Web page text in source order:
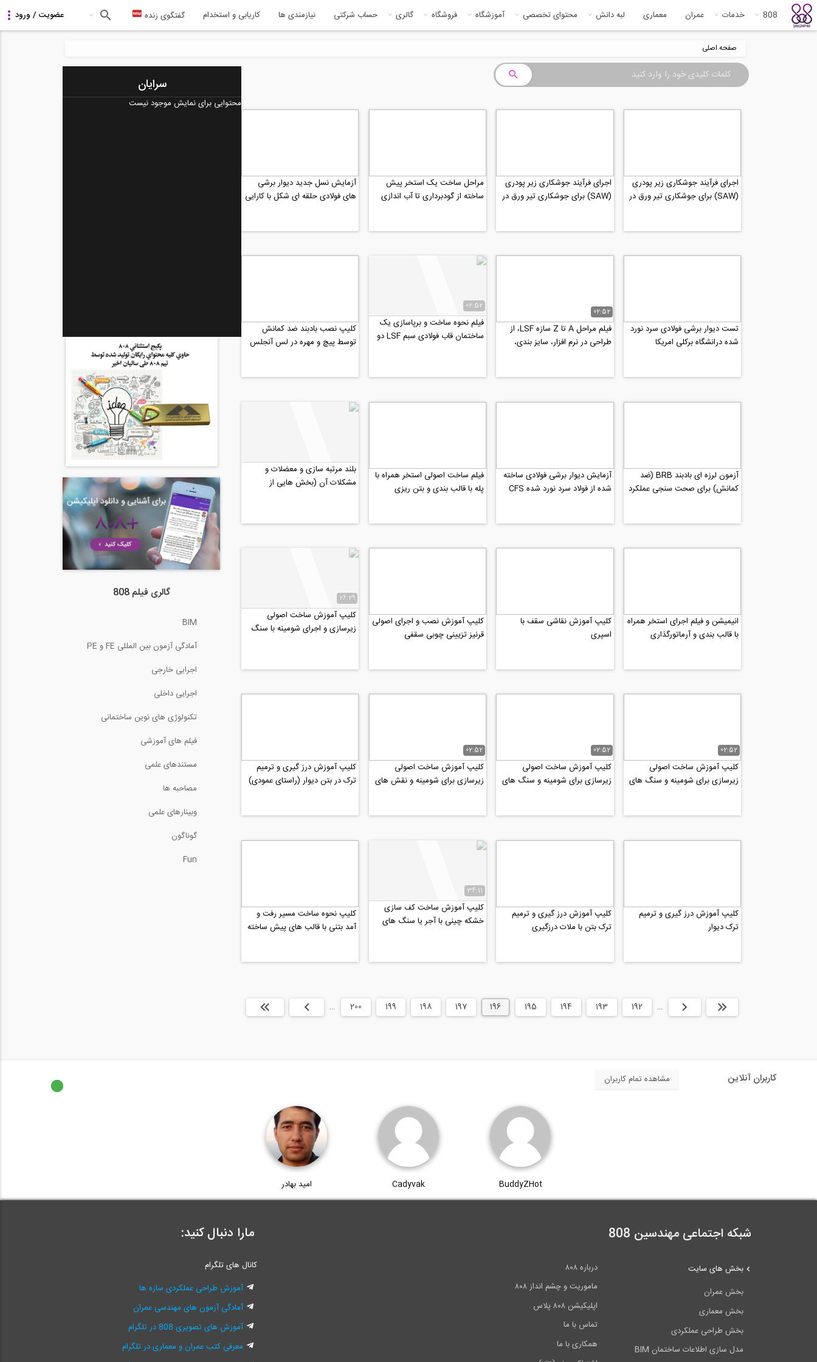
808 خدمات عمران معماری لبه دانش محتوای تخصصی آموزشگاه فروشگاه گالری حساب شرکتی نیازمندی ها کاریابی و استخدام گفتگوی زنده
صفحه اصلی
اجرای فرآیند جوشکاری زیر پودری
(SAW) برای جوشکاری تیر ورق در
اجرای فرآیند جوشکاری زیر پودری
(SAW) برای جوشکاری تیر ورق در
مراحل ساخت یک استخر پیش
ساخته از گودبرداری تا آب اندازی
آزمایش نسل جدید دیوار برشی
های فولادی حلقه ای شکل با کارایی
تست دیوار برشی فولادی سرد نورد
شده درانشگاه برکلی امریکا
02:52
فیلم مراحل A تا Z سازه LSF، از
طراحی در نرم افزار، سایز بندی،
02:52
فیلم نحوه ساخت و برپاسازی یک
ساختمان قاب فولادی سبم LSF دو
کلیپ نصب بادبند ضد کمانش
توسط پیچ و مهره در لس آنجلس
آزمون لرزه ای بادبند BRB (ضد
کمانش) برای صحت سنجی عملکرد
آزمایش دیوار برشی فولادی ساخته
شده از فولاد سرد نورد شده CFS
فیلم ساخت اصولی استخر همراه با
پله با قالب بندی و بتن ریزی
بلند مرتبه سازی و معضلات و
مشکلات آن (بخش هایی از
انیمیشن و فیلم اجرای استخر همراه
با قالب بندی و آرماتورگذاری
کلیپ آموزش نقاشی سقف با
اسپری
کلیپ آموزش نصب و اجرای اصولی
قرنیز تزیینی چوبی سقفی
26:29
کلیپ آموزش ساخت اصولی
زیرسازی و اجرای شومینه با سنگ
02:52
کلیپ آموزش ساخت اصولی
زیرسازی برای شومینه و سنگ های
02:52
کلیپ آموزش ساخت اصولی
زیرسازی برای شومینه و سنگ های
02:52
کلیپ آموزش ساخت اصولی
زیرسازی برای شومینه و نقش های
کلیپ آموزش درز گیری و ترمیم
ترک در بتن دیوار (راستای عمودی)
کلیپ آموزش درز گیری و ترمیم
ترک دیوار
کلیپ آموزش درز گیری و ترمیم
ترک بتن با ملات درزگیری
34:11
کلیپ آموزش ساخت کف سازی
خشکه چینی با آجر یا سنگ های
کلیپ نحوه ساخت مسیر رفت و
آمد بتنی با قالب های پیش ساخته
ابتدا قبلی …
192
193
194
195
196
197
198
199
200
… بعدی انتها »
سرایان
محتوایی برای نمایش موجود نیست
گالری فیلم 808
BIM
آمادگی آزمون بین المللی FE و PE
اجرایی خارجی
اجرایی داخلی
تکنولوژی های نوین ساختمانی
فیلم های آموزشی
مستندهای علمی
مصاحبه ها
وبینارهای علمی
گوناگون
Fun
کاربران آنلاین مشاهده تمام کاربران
BuddyZHot
Cadyvak امید بهادر
شبکه اجتماعی مهندسین 808
درباره ۸۰۸
ماموریت و چشم انداز ۸۰۸
اپلیکیشن ۸۰۸ پلاس
تماس با ما
همکاری با ما
بخش های سایت
بخش عمران
بخش معماری
بخش طراحی عملکردی
مدل سازی اطلاعات ساختمان BIM
مارا دنبال کنید:
کانال های تلگرام
آموزش طراحی عملکردی سازه ها
آمادگی آزمون های مهندسی عمران
آموزش های تصویری 808 در تلگرام
معرفی کتب عمران و معماری در تلگرام